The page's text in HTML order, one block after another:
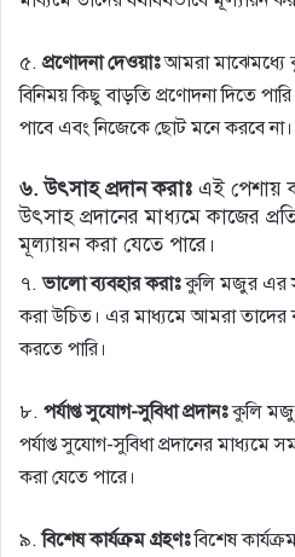
৫. প্রণোদনা দেওয়াঃআমরা মাঝেমধ্যে
বিনিময় কিছু বাড়তি প্রণোদনা দিতে
পাবে এবং নিজেকে ছোট মনে করবে না।
৬.উৎসাহ প্রদান করাঃ এই পেশায়
উৎসাহ প্রদানের মাধ্যমে কাজের
মূল্যায়ন করা যেতে পারে।
৭.ভালো ব্যবহার করাঃকুলি মজুর এর
করা উচিত। এর মাধ্যমে আমরা তাদের
করতে পারি।
৮. পর্যাপ্ত সুযোগ-সুবিধা প্রদানঃকুলি
পর্যাপ্ত সুযোগ-সুবিধা প্রদানের মাধ্যমে
করা যেতে পারে।
৯.বিশেষ কার্যক্রম গ্রহণঃবিশেষ